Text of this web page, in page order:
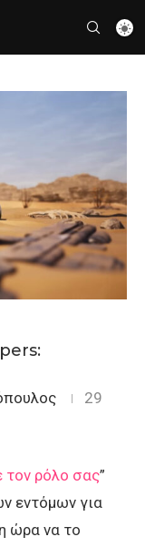
29
τον ρόλο σας”
εντόμων για
ώρα να το